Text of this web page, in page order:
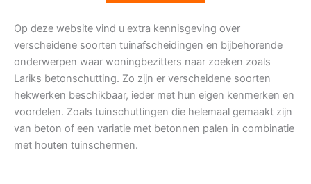
Op deze website vind u extra kennisgeving over
verscheidene soorten tuinafscheidingen en bijbehorende
onderwerpen waar woningbezitters naar zoeken zoals
Lariks betonschutting. Zo zijn er verscheidene soorten
hekwerken beschikbaar, ieder met hun eigen kenmerken en
voordelen. Zoals tuinschuttingen die helemaal gemaakt zijn
van beton of een variatie met betonnen palen in combinatie
met houten tuinschermen.